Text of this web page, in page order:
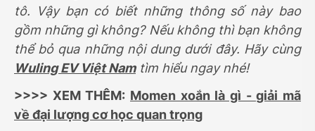
tô. Vậy bạn có biết những thông số này bao
gồm những gì không? Nếu không thì bạn không
thể bỏ qua những nội dung dưới đây. Hãy cùng
Wuling EV Việt Namtìm hiểu ngay nhé!
>>>> XEM THÊM: Momen xoắn là gì - giải mã
về đại lượng cơ học quan trọng